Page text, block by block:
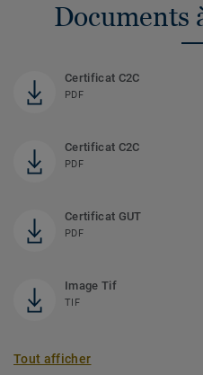
Documents
Certificat C2C
PDF
Certificat C2C
PDF
Certificat GUT
PDF
Image Tif
TIF
Tout afficher